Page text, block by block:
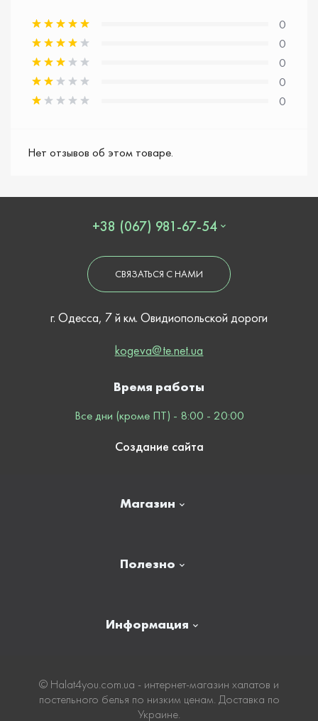
0
0
0
0
0
Нет отзывов об этом товаре.
+38 (067) 981-67-54
СВЯЗАТЬСЯ С НАМИ
г. Одесса, 7 й км. Овидиопольской дороги
kogeva@te.net.ua
Магазин
Полезно
Информация
Оплата
Время работы
Все дни (кроме ПТ) - 8:00 - 20:00
Создание сайта
© Нalat4you.com.ua - интернет-магазин халатов и
постельного белья по низким ценам. Доставка по
Украине.